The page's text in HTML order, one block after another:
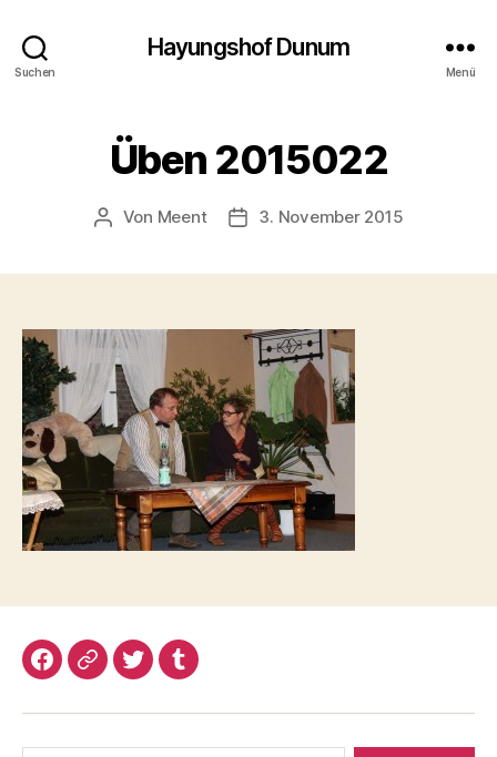
Suchen
Hayungshof Dunum
Menü
Üben 2015022
Beitragsautor
Von Meent Beitragsdatum
3. November 2015
Facebook
Google+TwitterTumblr